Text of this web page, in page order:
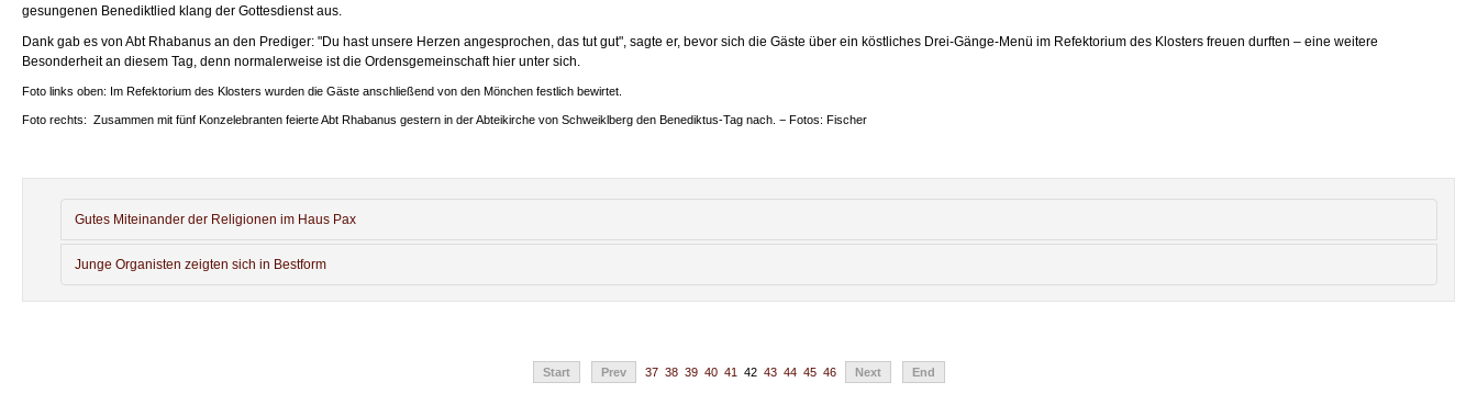
gesungenen Benediktlied klang der Gottesdienst aus.
Dank gab es von Abt Rhabanus an den Prediger: "Du hast unsere Herzen angesprochen, das tut gut", sagte er, bevor sich die Gäste über ein köstliches Drei-Gänge-Menü im Refektorium des Klosters freuen durften – eine weitere
Besonderheit an diesem Tag, denn normalerweise ist die Ordensgemeinschaft hier unter sich.
Foto links oben: Im Refektorium des Klosters wurden die Gäste anschließend von den Mönchen festlich bewirtet.
Foto rechts: Zusammen mit fünf Konzelebranten feierte Abt Rhabanus gestern in der Abteikirche von Schweiklberg den Benediktus-Tag nach. − Fotos: Fischer
Gutes Miteinander der Religionen im Haus Pax
Junge Organisten zeigten sich in Bestform
Start Prev 37 38 39 40 41 42 43 44 45 46 Next End